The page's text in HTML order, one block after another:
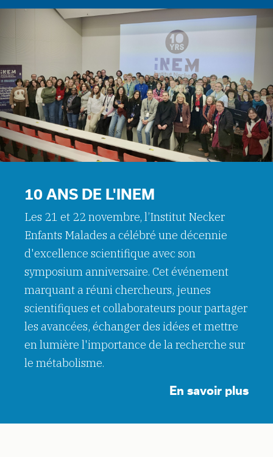
10 ANS DE L'INEM
Les 21 et 22 novembre, l’Institut Necker
Enfants Malades a célébré une décennie
d'excellence scientifique avec son
symposium anniversaire. Cet événement
marquant a réuni chercheurs, jeunes
scientifiques et collaborateurs pour partager
les avancées, échanger des idées et mettre
en lumière l'importance de la recherche sur
le métabolisme.
En savoir plus